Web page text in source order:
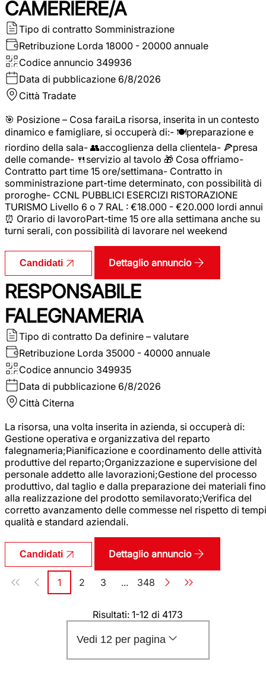
CAMERIERE/A
Tipo di contratto Somministrazione
Retribuzione Lorda 18000 - 20000 annuale
Codice annuncio 349936
Data di pubblicazione 6/8/2026
Città Tradate
🎯 Posizione – Cosa faraiLa risorsa, inserita in un contesto
dinamico e famigliare, si occuperà di:- 🍽️preparazione e
riordino della sala- 👥accoglienza della clientela- 🍕presa
delle comande- 🍴servizio al tavolo 🎁 Cosa offriamo-
Contratto part time 15 ore/settimana- Contratto in
somministrazione part-time determinato, con possibilità di
proroghe- CCNL PUBBLICI ESERCIZI RISTORAZIONE
TURISMO Livello 6 o 7 RAL : €18.000 - €20.000 lordi annui
⏰ Orario di lavoroPart-time 15 ore alla settimana anche su
turni serali, con possibilità di lavorare nel weekend
Candidati Dettaglio annuncio
RESPONSABILE
FALEGNAMERIA
Tipo di contratto Da definire – valutare
Retribuzione Lorda 35000 - 40000 annuale
Codice annuncio 349935
Data di pubblicazione 6/8/2026
Città Citerna
La risorsa, una volta inserita in azienda, si occuperà di:
Gestione operativa e organizzativa del reparto
falegnameria;Pianificazione e coordinamento delle attività
produttive del reparto;Organizzazione e supervisione del
personale addetto alle lavorazioni;Gestione del processo
produttivo, dal taglio e dalla preparazione dei materiali fino
alla realizzazione del prodotto semilavorato;Verifica del
corretto avanzamento delle commesse nel rispetto di
qualità e standard aziendali.
Candidati Dettaglio annuncio
Paginazione
Pagina
1 Pagina
2 Pagina
3 ... Pagina
348
Risultati: 1-12 di 4173
Vedi 12 per pagina